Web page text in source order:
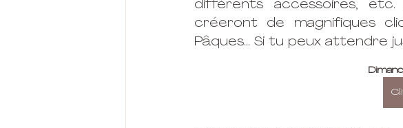
différents accessoires,
créeront de magnifiques
Pâques... Si tu peux attendre